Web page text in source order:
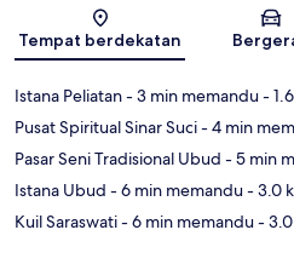
Peta
Tempat berdekatan
Istana Peliatan- 3 min memandu-
Pusat Spiritual Sinar Suci- 4 min
Pasar Seni Tradisional Ubud - 5 min
Istana Ubud - 6 min memandu- 3.0
Kuil Saraswati- 6 min memandu-